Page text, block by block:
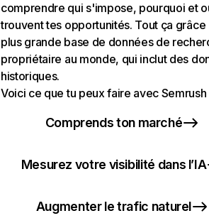
comprendre qui s'impose, pourquoi et
trouvent tes opportunités. Tout ça grâce
plus grande base de données de
propriétaire au monde, qui inclut des
historiques.
Voici ce que tu peux faire avec Semrush
Comprends ton marché
Mesurez votre visibilité dans l’IA
Augmenter le trafic naturel